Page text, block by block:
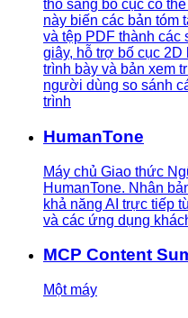
thô sang bố cục có
này biến các bản tóm
và tệp PDF thành các
giây, hỗ trợ bố cục 2D
trình bày và bản xem
người dùng so sánh
trình
HumanTone
Máy chủ Giao thức
HumanTone. Nhân
khả năng AI trực tiếp
và các ứng dụng
MCP Content
Một máy